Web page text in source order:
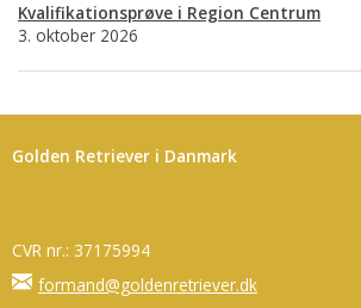
Kvalifikationsprøve i Region Centrum
3. oktober 2026
Golden Retriever i Danmark
CVR nr.: 37175994
formand@goldenretriever.dk